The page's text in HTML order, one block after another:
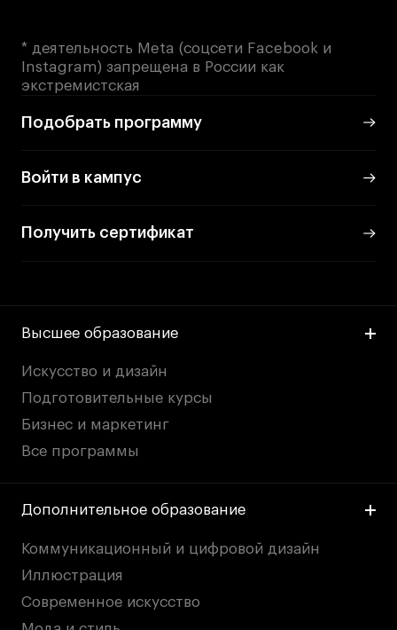
* деятельность Meta (соцсети Facebook и
Instagram) запрещена в России как
экстремистская
Подобрать программу
Войти в кампус
Получить сертификат
Высшее образование
Искусство и дизайн
Подготовительные курсы
Бизнес и маркетинг
Все программы
Дополнительное образование
Коммуникационный и цифровой дизайн
Иллюстрация
Современное искусство